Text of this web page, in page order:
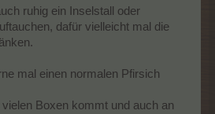
ruhig ein Inselstall oder
dafür vielleicht mal die
mal einen normalen Pfirsich
Boxen kommt und auch an